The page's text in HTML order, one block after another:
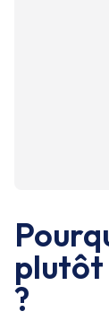
plutôt
?